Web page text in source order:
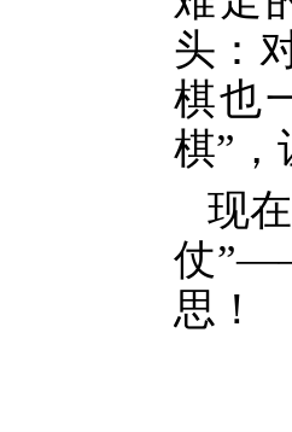
头：
棋也
棋”，
现
仗
思！